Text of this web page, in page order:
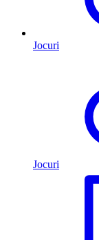
Jocuri
Jocuri